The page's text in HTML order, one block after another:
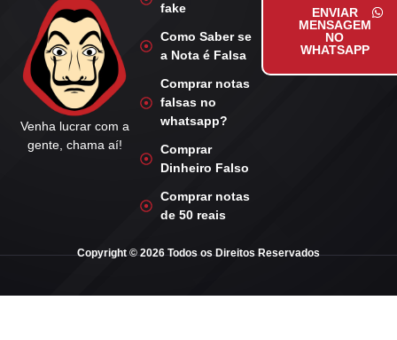
Venha lucrar com a
gente, chama aí!
fake
Como Saber se
a Nota é Falsa
Comprar notas
falsas no
whatsapp?
Comprar
Dinheiro Falso
Comprar notas
de 50 reais
ENVIAR
MENSAGEM
NO
WHATSAPP
Copyright © 2026 Todos os Direitos Reservados